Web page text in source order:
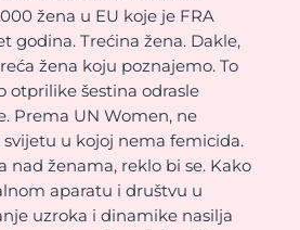
žena u EU koje je FRA
godina. Trećina žena. Dakle,
žena koju poznajemo. To
otprilike šestina odrasle
Prema UN Women, ne
svijetu u kojoj nema femicida.
nad ženama, reklo bi se. Kako
aparatu i društvu u
uzroka i dinamike nasilja